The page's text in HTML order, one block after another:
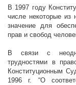
В 1997 году
числе некоторые
значение для
прав и свобод
В связи с
трудностями в
Конституционным
1996 г. “О